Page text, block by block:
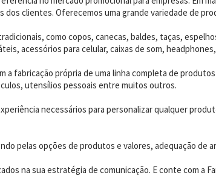
clientes. Oferecemos uma grande variedade de
como copos, canecas, baldes, taças,
acessórios para celular, caixas de som,
fabricação própria de uma linha completa de
utensílios pessoais entre muitos outros.
necessários para personalizar qualquer
pelas opções de produtos e valores, adequação de
na sua estratégia de comunicação. E conte com a